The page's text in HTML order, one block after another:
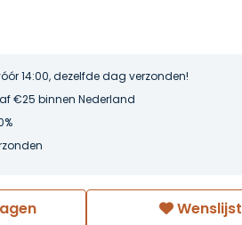
14:00, dezelfde dag verzonden!
€25 binnen Nederland
Wenslijst